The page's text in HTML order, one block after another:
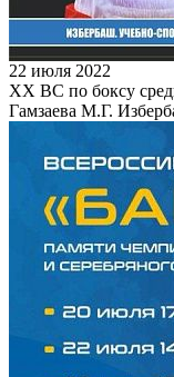
22 июля 2022
XX ВС по боксу
Гамзаева М.Г.